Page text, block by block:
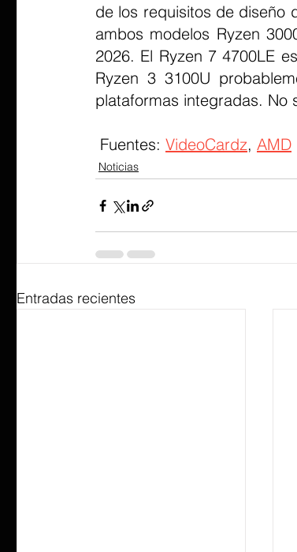
de los requisitos de diseño
ambos modelos Ryzen
2026. El Ryzen 7 4700LE
Ryzen 3 3100U
plataformas integradas. No
Fuentes: VideoCardz, AMD
Noticias
Entradas recientes